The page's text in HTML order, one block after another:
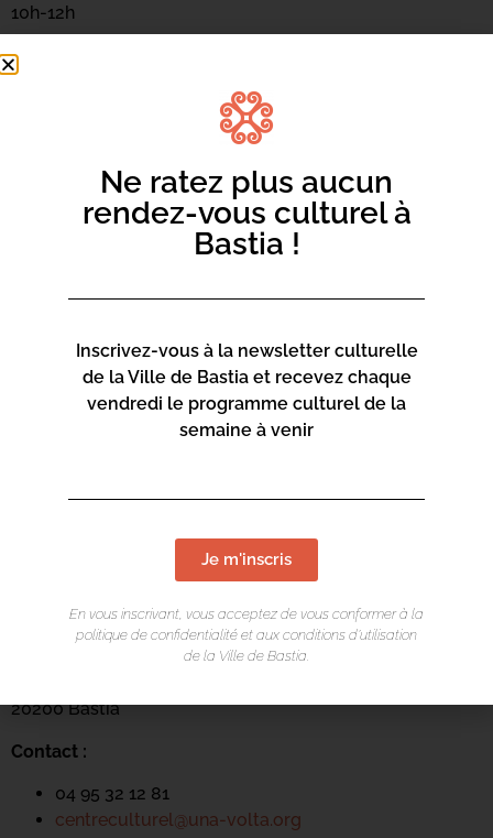
10h-12h
(20€ ADH / 35€ non ADH)
LIEU DE L'ÉVÉNEMENT
Centre culturel Una Volta
20200 Bastia
Contact :
04 95 32 12 81
centreculturel@una-volta.org
Ne ratez plus aucun
rendez-vous culturel à
Bastia !
Inscrivez-vous à la newsletter culturelle
de la Ville de Bastia et recevez chaque
vendredi le programme culturel de la
semaine à venir
Je m'inscris
En vous inscrivant, vous acceptez de vous conformer à la
politique de confidentialité et aux conditions d’utilisation
de la Ville de Bastia.